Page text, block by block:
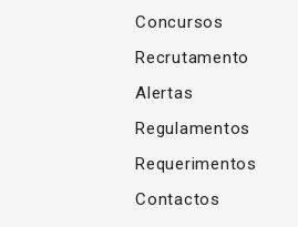
Concursos
Recrutamento
Alertas
Regulamentos
Requerimentos
Contactos